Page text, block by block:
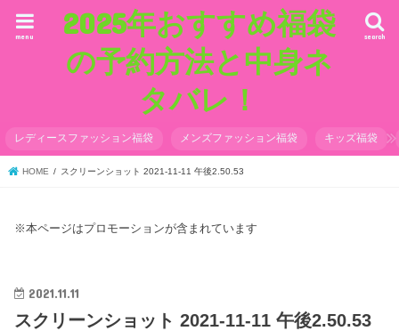
2025年おすすめ福袋
の予約方法と中身ネ
タバレ！
search
menu
レディースファッション福袋 メンズファッション福袋 キッズ福袋
HOME スクリーンショット 2021-11-11 午後2.50.53
※本ページはプロモーションが含まれています
2021.11.11
スクリーンショット 2021-11-11 午後2.50.53